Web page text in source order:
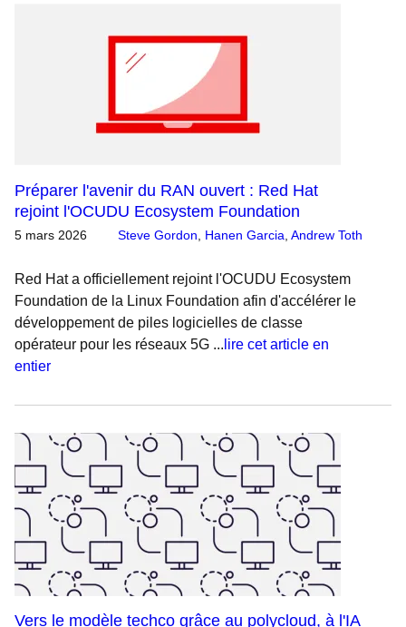
Préparer l'avenir du RAN ouvert : Red Hat
rejoint l'OCUDU Ecosystem Foundation
5 mars 2026 Steve Gordon Hanen Garcia Andrew Toth
Red Hat a officiellement rejoint l'OCUDU Ecosystem
Foundation de la Linux Foundation afin d'accélérer le
développement de piles logicielles de classe
opérateur pour les réseaux 5G ... lire cet article en
entier
Vers le modèle techco grâce au polycloud, à l'IA